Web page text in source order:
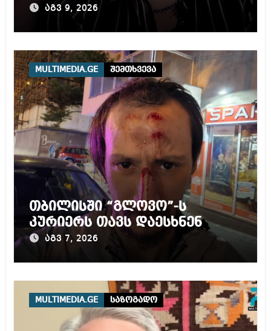
აგვ 9, 2026
MULTIMEDIA.GE შემთხვევა
თბილისში “გლოვო”-ს
კურიერს თავს დაესხნენ
აგვ 7, 2026
MULTIMEDIA.GE საზოგადო